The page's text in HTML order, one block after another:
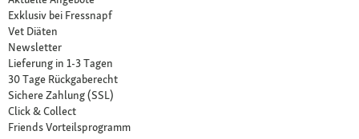
Exklusiv bei Fressnapf
Vet Diäten
Newsletter
Lieferung in 1-3 Tagen
30 Tage Rückgaberecht
Sichere Zahlung (SSL)
Click & Collect
Friends Vorteilsprogramm